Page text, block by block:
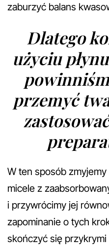
zaburzyć balans
Dlatego
użyciu
przemyć
W ten sposób
micele z
i przywrócimy jej
zapominanie o tych
skończyć się